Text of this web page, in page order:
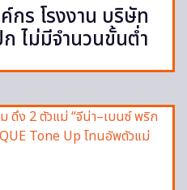
ร โรงงาน บริษัท
ไม่มีจำนวนขั้นต่ำ